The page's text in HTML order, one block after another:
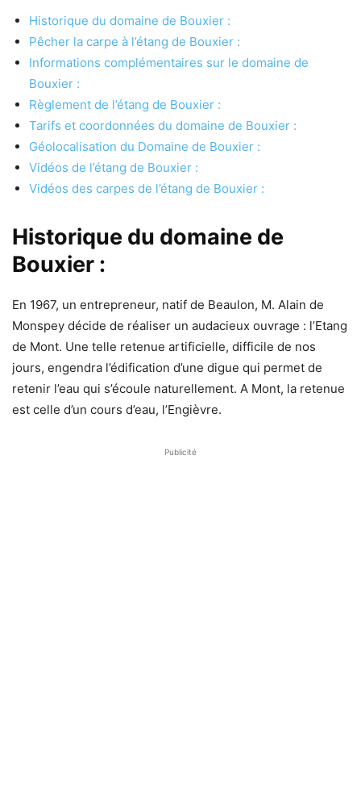
Historique du domaine de Bouxier :
Pêcher la carpe à l’étang de Bouxier :
Informations complémentaires sur le domaine de
Bouxier :
Règlement de l’étang de Bouxier :
Tarifs et coordonnées du domaine de Bouxier :
Géolocalisation du Domaine de Bouxier :
Vidéos de l’étang de Bouxier :
Vidéos des carpes de l’étang de Bouxier :
Historique du domaine de
Bouxier :
En 1967, un entrepreneur, natif de Beaulon, M. Alain de
Monspey décide de réaliser un audacieux ouvrage : l’Etang
de Mont. Une telle retenue artificielle, difficile de nos
jours, engendra l’édification d’une digue qui permet de
retenir l’eau qui s’écoule naturellement. A Mont, la retenue
est celle d’un cours d’eau, l’Engièvre.
Publicité